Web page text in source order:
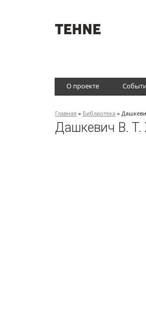
О проекте
Главная » Библиотека »
Дашкевич В. Т.